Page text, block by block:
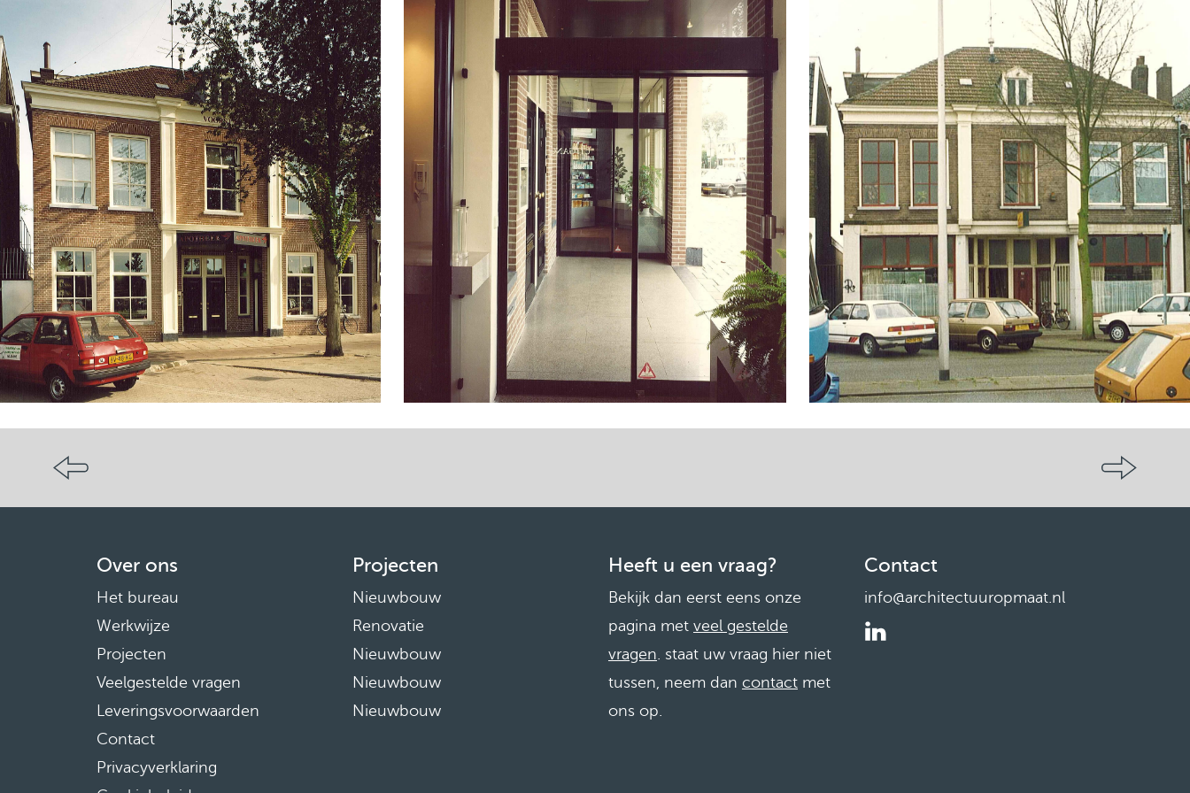
Over ons
Het bureau
Werkwijze
Projecten
Veelgestelde vragen
Leveringsvoorwaarden
Contact
Privacyverklaring
Projecten
Nieuwbouw
Renovatie
Nieuwbouw
Nieuwbouw
Nieuwbouw
Heeft u een vraag?
Bekijk dan eerst eens onze
pagina met veel gestelde
vragen . staat uw vraag hier niet
tussen, neem dan contact met
ons op.
Contact
info@architectuuropmaat.nl